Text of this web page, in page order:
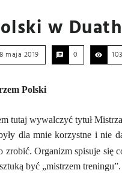
w
8 maja 2019 0
Polski
tutaj wywalczyć tytuł
dla mnie korzystne i nie
Organizm spisuje się
być „mistrzem treningu”.